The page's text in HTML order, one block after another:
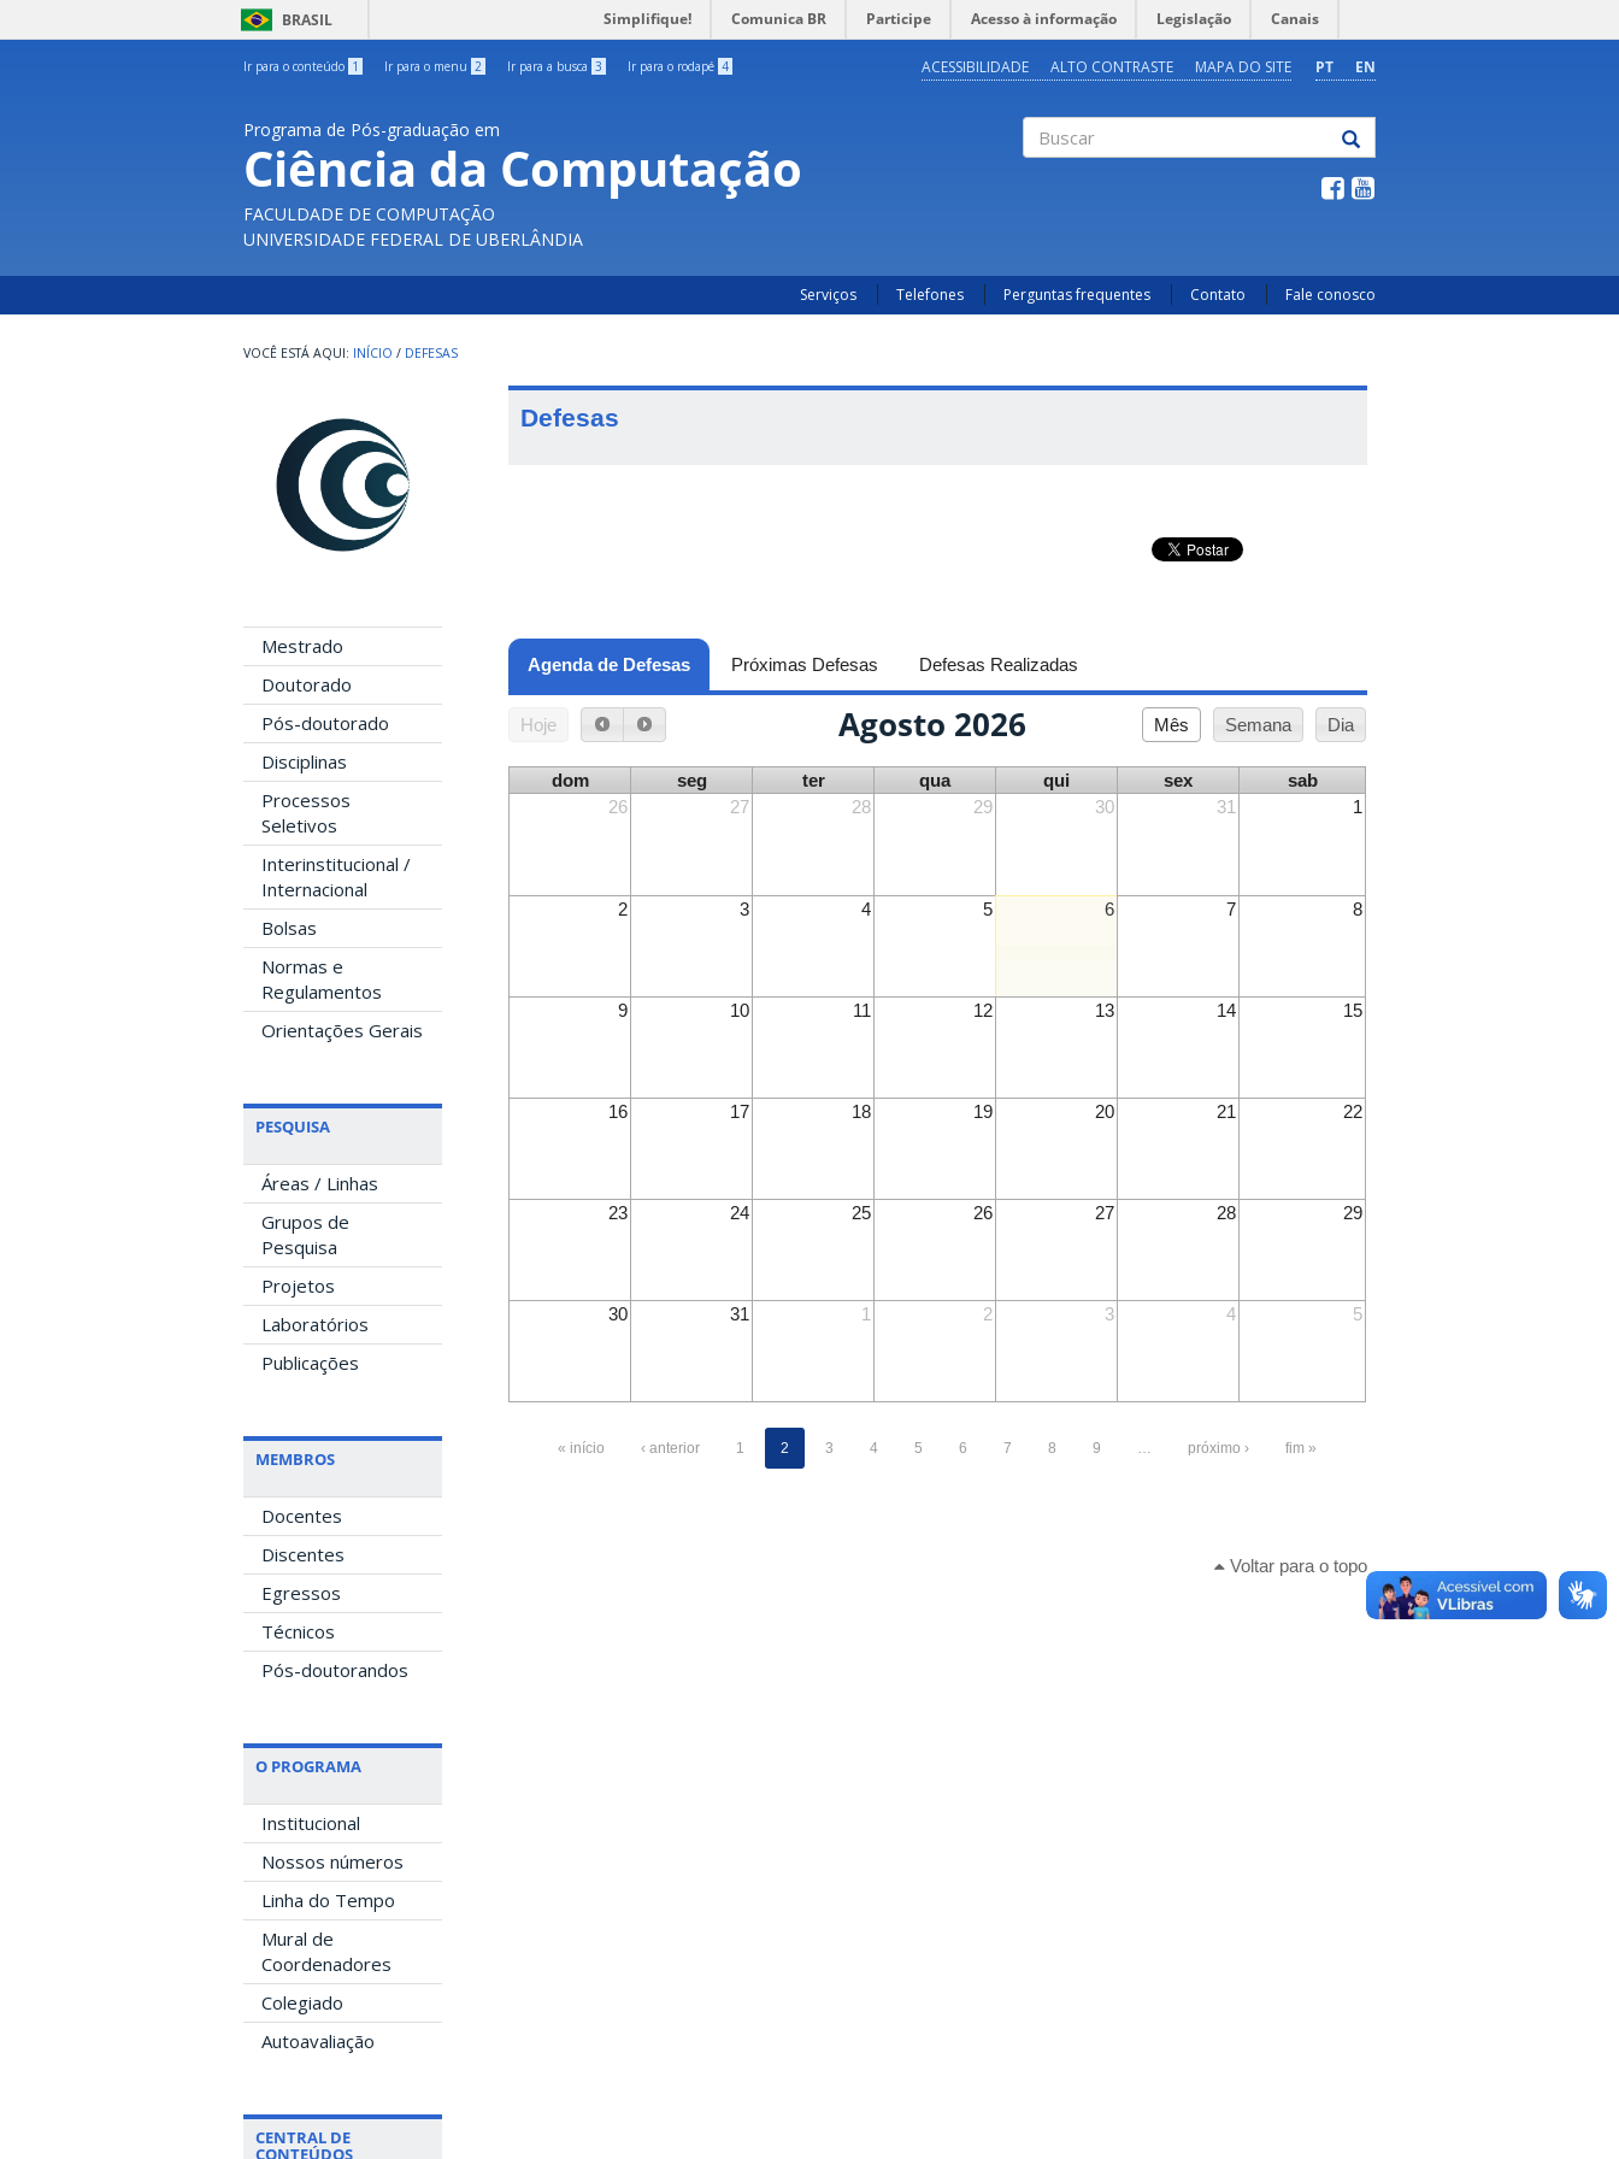
BRASIL Simplifique! Comunica BR Participe Acesso à informação Legislação Canais
Ir para o conteúdo 1 Ir para o menu 2 Ir para a busca 3 Ir para o rodapé 4 PT EN
ACESSIBILIDADE ALTO CONTRASTE MAPA DO SITE
Programa de Pós-graduação em
Ciência da Computação
FACULDADE DE COMPUTAÇÃO
UNIVERSIDADE FEDERAL DE UBERLÂNDIA
Serviços Telefones Perguntas frequentes Contato Fale conosco
INÍCIO / DEFESAS
Mestrado
Doutorado
Pós-doutorado
Disciplinas
Processos
Seletivos
Interinstitucional /
Internacional
Bolsas
Normas e
Regulamentos
Orientações Gerais
PESQUISA
Áreas / Linhas
Grupos de
Pesquisa
Projetos
Laboratórios
Publicações
MEMBROS
Docentes
Discentes
Egressos
Técnicos
Pós-doutorandos
O PROGRAMA
Institucional
Nossos números
Linha do Tempo
Mural de
Coordenadores
Colegiado
Autoavaliação
CENTRAL DE
CONTEÚDOS
Defesas
Agenda de Defesas (aba ativa)
Próximas Defesas Defesas Realizadas
Hoje Agosto 2026 Mês Semana Dia
dom seg ter qua qui sex
sab
26
27 28 29 30 31 1
2 3 4 5 6 7 8
9 10 11 12 13 14 15
16 17 18 19 20 21 22
23 24 25 26 27 28 29
30 31 1 2 3 4 5
« início ‹ anterior 1 2 3 4 5 6 7 8 9 … próximo › fim »
Voltar para o topo